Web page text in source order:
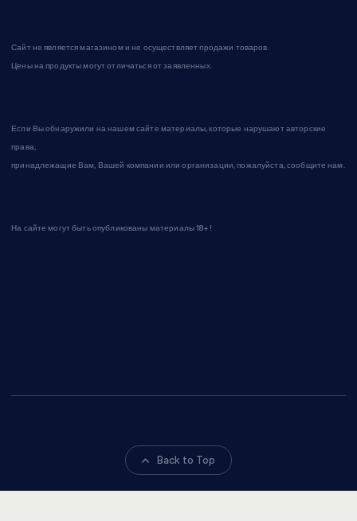
Сайт не является магазином и не осуществляет продажи товаров.
Цены на продукты могут отличаться от заявленных.
Если Вы обнаружили на нашем сайте материалы, которые нарушают авторские
права,
принадлежащие Вам, Вашей компании или организации, пожалуйста, сообщите нам.
На сайте могут быть опубликованы материалы 18+!
Back to Top